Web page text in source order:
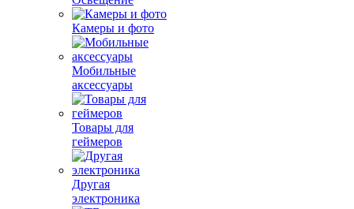
Камеры и фото
Мобильные
аксессуары
Товары для
геймеров
Другая
электроника